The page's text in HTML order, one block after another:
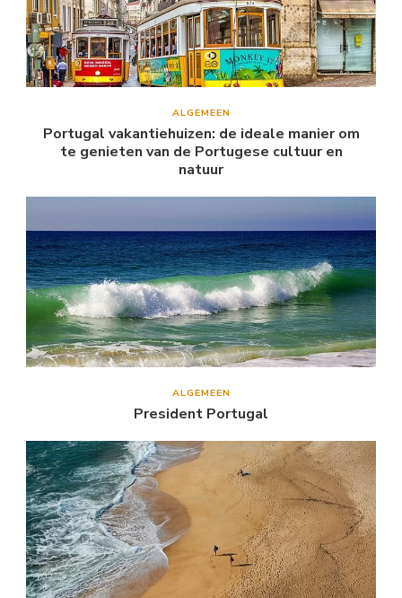
ALGEMEEN
Portugal vakantiehuizen: de ideale manier om
te genieten van de Portugese cultuur en
natuur
ALGEMEEN
President Portugal